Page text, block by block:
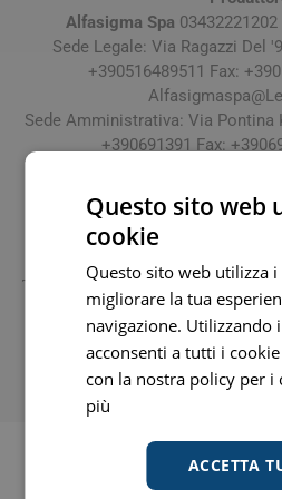
Alfasigma Spa
Sede Legale: Via Ragazzi Del
+390516489511 Fax:
Sede Amministrativa: Via Pontina
+390691391 Fax:
Dhl Supply Chain
Sede Legale: Via Ardeatina
(Pomezia) Rm
Tutti i prezzi includono l'IVA -
-
MPN: 981354107 - GTIN:
Questo sito web
cookie
Questo sito web utilizza
migliorare la tua
navigazione. Utilizzando
acconsenti a tutti i
con la nostra policy per i
più
ACCETTA